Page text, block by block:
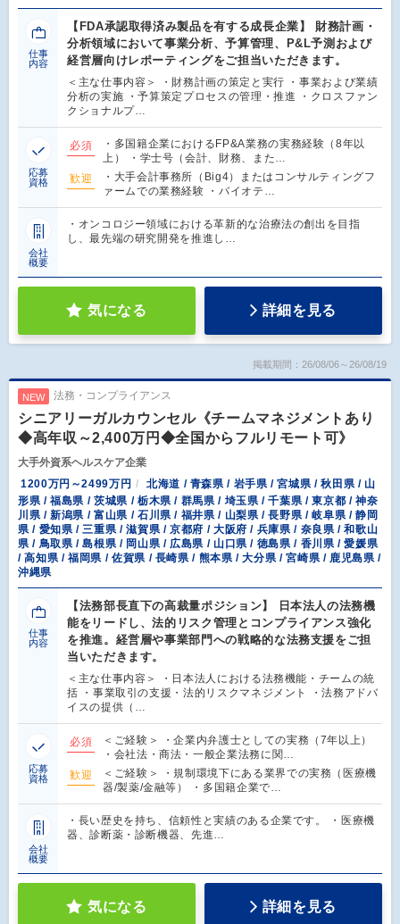
仕事
内容
【FDA承認取得済み製品を有する成長企業】 財務計画・
分析領域において事業分析、予算管理、P&L予測および
経営層向けレポーティングをご担当いただきます。
＜主な仕事内容＞ ・財務計画の策定と実行 ・事業および業績
分析の実施 ・予算策定プロセスの管理・推進 ・クロスファン
クショナルプ…
応募
資格
必須
・多国籍企業におけるFP&A業務の実務経験（8年以
上） ・学士号（会計、財務、また…
歓迎
・大手会計事務所（Big4）またはコンサルティングフ
ァームでの業務経験 ・バイオテ…
会社
概要
・オンコロジー領域における革新的な治療法の創出を目指
し、最先端の研究開発を推進し…
気になる 詳細を見る
掲載期間：26/08/06～26/08/19
NEW 法務・コンプライアンス
シニアリーガルカウンセル《チームマネジメントあり
◆高年収～2,400万円◆全国からフルリモート可》
大手外資系ヘルスケア企業
1200万円～2499万円
北海道 / 青森県 / 岩手県 / 宮城県 / 秋田県 / 山
形県 / 福島県 / 茨城県 / 栃木県 / 群馬県 / 埼玉県 / 千葉県 / 東京都 / 神奈
川県 / 新潟県 / 富山県 / 石川県 / 福井県 / 山梨県 / 長野県 / 岐阜県 / 静岡
県 / 愛知県 / 三重県 / 滋賀県 / 京都府 / 大阪府 / 兵庫県 / 奈良県 / 和歌山
県 / 鳥取県 / 島根県 / 岡山県 / 広島県 / 山口県 / 徳島県 / 香川県 / 愛媛県
/ 高知県 / 福岡県 / 佐賀県 / 長崎県 / 熊本県 / 大分県 / 宮崎県 / 鹿児島県 /
沖縄県
仕事
内容
【法務部長直下の高裁量ポジション】 日本法人の法務機
能をリードし、法的リスク管理とコンプライアンス強化
を推進。経営層や事業部門への戦略的な法務支援をご担
当いただきます。
＜主な仕事内容＞ ・日本法人における法務機能・チームの統
括 ・事業取引の支援・法的リスクマネジメント ・法務アドバ
イスの提供（…
応募
資格
必須
＜ご経験＞ ・企業内弁護士としての実務（7年以上）
・会社法・商法・一般企業法務に関…
歓迎
＜ご経験＞ ・規制環境下にある業界での実務（医療機
器/製薬/金融等） ・多国籍企業で…
会社
概要
・長い歴史を持ち、信頼性と実績のある企業です。 ・医療機
器、診断薬・診断機器、先進…
気になる 詳細を見る